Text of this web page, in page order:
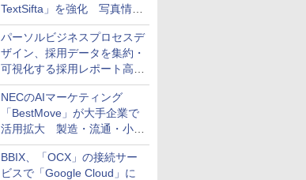
TextSifta」を強化 写真情報
のデータ化などに対応
パーソルビジネスプロセスデ
ザイン、採用データを集約・
可視化する採用レポート高速
化サービスを提供
NECのAIマーケティング
「BestMove」が大手企業で
活用拡大 製造・流通・小売
企業・広告代理店などが実装
フェーズへ
BBIX、「OCX」の接続サー
ビスで「Google Cloud」に